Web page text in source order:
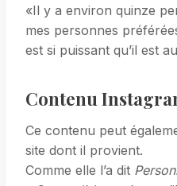
«Il y a environ quinze
mes personnes
est si puissant qu’il est
Contenu
Ce contenu peut
site dont il provient.
Comme elle l’a dit